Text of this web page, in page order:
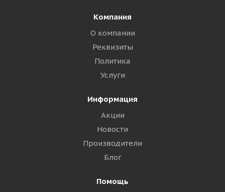
Компания
О компании
Реквизиты
Политика
Услуги
Информация
Акции
Новости
Производители
Блог
Помощь